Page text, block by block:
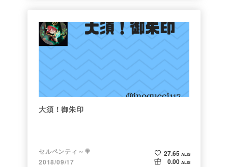
大須！御朱印
セルペンティ～🍭
2018/09/17
27.65 ALIS
0.00 ALIS